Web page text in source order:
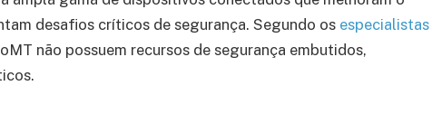
desafios críticos de segurança. Segundo os especialistas
não possuem recursos de segurança embutidos,